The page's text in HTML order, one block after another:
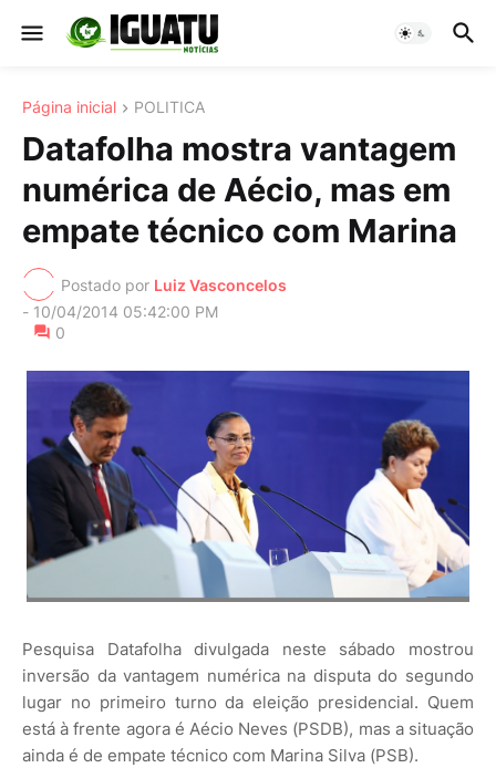
Página inicial POLITICA
Datafolha mostra vantagem
numérica de Aécio, mas em
empate técnico com Marina
Postado por Luiz Vasconcelos
- 10/04/2014 05:42:00 PM
0
Pesquisa Datafolha divulgada neste sábado mostrou
inversão da vantagem numérica na disputa do segundo
lugar no primeiro turno da eleição presidencial. Quem
está à frente agora é Aécio Neves (PSDB), mas a situação
ainda é de empate técnico com Marina Silva (PSB).